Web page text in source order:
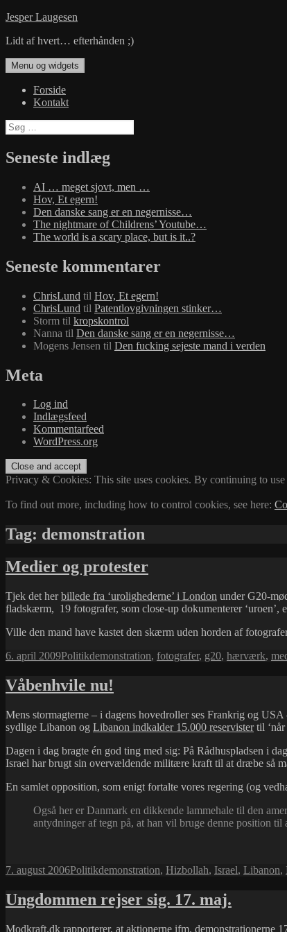
Hop
indhold
Jesper Laugesen
Lidt af hvert… efterhånden ;)
Menu og widgets
Forside
Kontakt
Søg
efter:
Seneste indlæg
AI … meget sjovt, men …
Hov, Et egern!
Den danske sang er en negernisse…
The nightmare of Childrens’ Youtube…
The world is a scary place, but is it..?
Seneste kommentarer
ChrisLund til Hov, Et egern!
ChrisLund til Patentlovgivningen stinker…
Storm til kropskontrol
Nanna til Den danske sang er en negernisse…
Mogens Jensen til Den fucking sejeste mand i verden
Meta
Log ind
Indlægsfeed
Kommentarfeed
WordPress.org
Privacy & Cookies: This site uses cookies. By continuing to
To find out more, including how to control cookies, see here:
Tag: demonstration
Medier og protester
Tjek det herbillede fra ‘urolighederne’ i London under G20-
fladskærm, 19 fotografer, som close-up dokumenterer ‘uroen’,
Ville den mand have kastet den skærm uden horden af
Udgivet
6. april 2009Kategorier
PolitikTags
demonstration, fotografer, g20, hærværk,
Våbenhvile nu!
Mens stormagterne – i dagens hovedroller ses Frankrig og
sydlige Libanon og Libanon indkalder 15.000 reservistertil ‘når
Dagen i dag bragte én god ting med sig: På Rådhuspladsen i
Israel har brugt sin overvældende militære kraft til at dræbe så
En samlet opposition, som enigt fortalte vores regering (og
Også her er Danmark en dikkende lammehale til den
antydninger af tegn på, at han vil bruge denne position
Udgivet
7. august 2006Kategorier
PolitikTags
demonstration, Hizbollah, Israel, Libanon,
Ungdommen rejser sig. 17. maj.
Modkraft.dk rapporterer, at aktionerne ifm. demonstrationerne